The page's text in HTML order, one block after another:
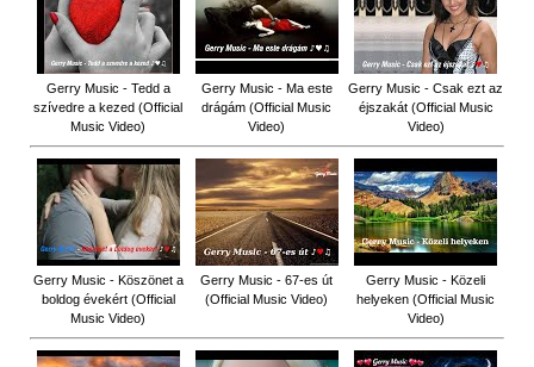
Gerry Music - Tedd a
szívedre a kezed (Official
Music Video)
Gerry Music - Ma este
drágám (Official Music
Video)
Gerry Music - Csak ezt az
éjszakát (Official Music
Video)
Gerry Music - Köszönet a
boldog évekért (Official
Music Video)
Gerry Music - 67-es út
(Official Music Video)
Gerry Music - Közeli
helyeken (Official Music
Video)